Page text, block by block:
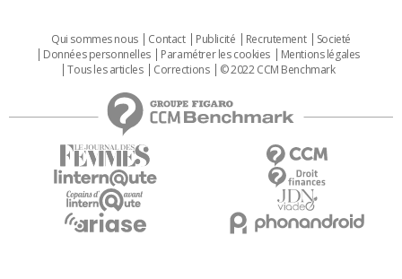
Qui sommes nous Contact Publicité Recrutement
Societé
Données personnelles
Paramétrer les cookies
Mentions légales
Tous les articles
Corrections © 2022 CCM Benchmark